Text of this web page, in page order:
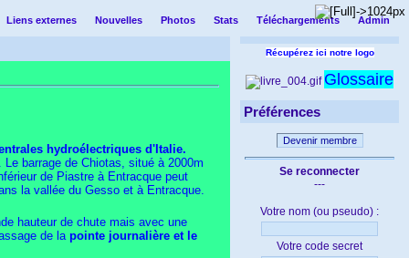
Admin
Liens externes Nouvelles Photos Stats Téléchargements
hydroélectriques d'Italie.
barrage de Chiotas, situé à 2000m
de Piastre à Entracque peut
la vallée du Gesso et à Entracque.
hauteur de chute mais avec une
de la pointe journalière et le
Récupérez ici notre logo
Glossaire
Préférences
Devenir membre
Se reconnecter
---
Votre nom (ou pseudo) :
Votre code secret